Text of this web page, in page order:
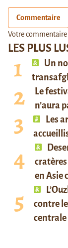
LES PLUS
Un
Le
n’aura
Les
cratères
en Asie
contre
centrale
Commentaire
Votre